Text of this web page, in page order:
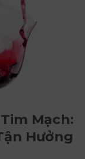
Mạch:
Hưởng